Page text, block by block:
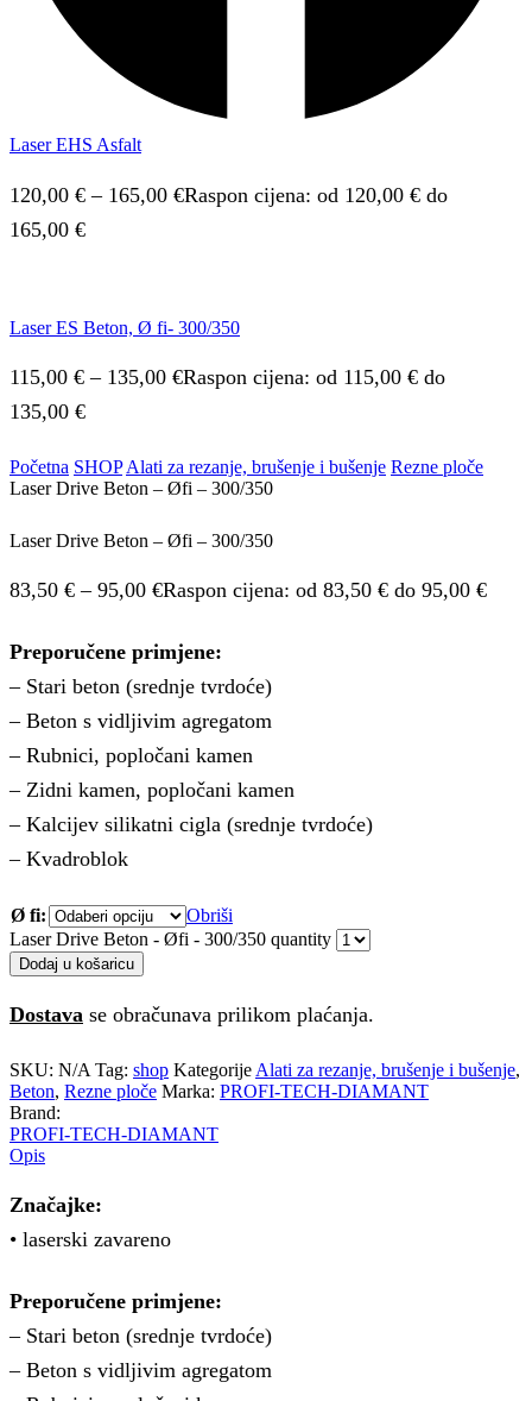
Laser EHS Asfalt
120,00 € – 165,00 €Raspon cijena: od 120,00 € do
165,00 €
Laser ES Beton, Ø fi- 300/350
115,00 € – 135,00 €Raspon cijena: od 115,00 € do
135,00 €
Početna SHOP Alati za rezanje, brušenje i bušenje Rezne ploče
Laser Drive Beton – Øfi – 300/350
Laser Drive Beton – Øfi – 300/350
83,50 € – 95,00 €Raspon cijena: od 83,50 € do 95,00 €
Preporučene primjene:
– Stari beton (srednje tvrdoće)
– Beton s vidljivim agregatom
– Rubnici, popločani kamen
– Zidni kamen, popločani kamen
– Kalcijev silikatni cigla (srednje tvrdoće)
– Kvadroblok
Ø fi:
Obriši
Laser Drive Beton - Øfi - 300/350 quantity
Dodaj u košaricu
Dostava se obračunava prilikom plaćanja.
SKU: N/A Tag: shop Kategorije Alati za rezanje, brušenje i bušenje,
Beton, Rezne ploče Marka: PROFI-TECH-DIAMANT
Brand:
PROFI-TECH-DIAMANT
Opis
Značajke:
• laserski zavareno
Preporučene primjene:
– Stari beton (srednje tvrdoće)
– Beton s vidljivim agregatom